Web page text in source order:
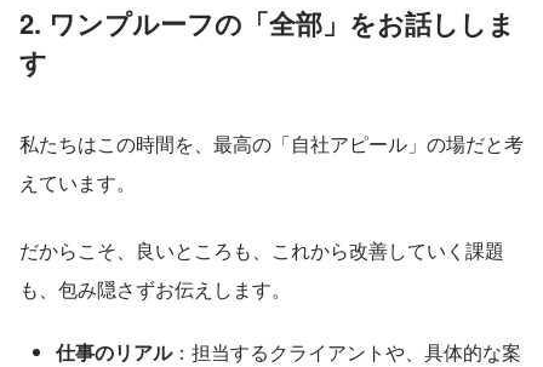
2. ワンプルーフの「全部」をお話ししま
す
私たちはこの時間を、最高の「自社アピール」の場だと考
えています。
だからこそ、良いところも、これから改善していく課題
も、包み隠さずお伝えします。
仕事のリアル：担当するクライアントや、具体的な案